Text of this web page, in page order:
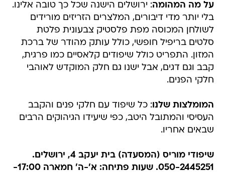
על מה המהומה: ירושלים הישנה שכל כך טובה אלינו.
בלי יותר מדי דיבורים, המלצרים הזריזים מורידים
לשולחן המכוסה מפת פלסטיק צבעונית פלטת
סלטים בריפיל חופשי, כולל עותק מהודר של ברכת
המזון. התפריט כולל שיפודים קלאסיים כמו פרגית,
קבב וגם דגים, אבל ישנו גם חלק המוקדש לאוהבי
חלקי הפנים.
המומלצות שלנו: כל שיפוד עם חלקי פנים והקבב
העסיסי והמתובל היטב, כפי שיעידו הגיהוקים הרבים
שבאים אחריו.
שיפודי מוריס (המסעדה) בית יעקב 4, ירושלים.
050-2445251. שעות פתיחה: א'-ה' חמארה 17:00-